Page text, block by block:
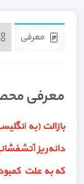
معرفی
معرفی
بازالت(به
دانه‌ریز
که به علت